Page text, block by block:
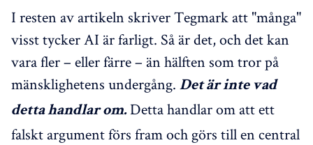
I resten av artikeln skriver Tegmark att "många"
visst tycker AI är farligt. Så är det, och det kan
vara fler – eller färre – än hälften som tror på
mänsklighetens undergång. Det är inte vad
detta handlar om.Detta handlar om att ett
falskt argument förs fram och görs till en central